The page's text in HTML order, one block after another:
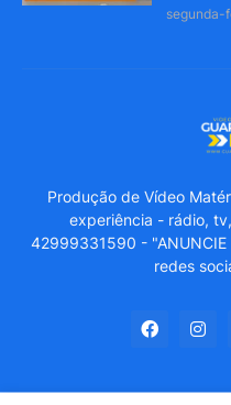
segunda-
Produção de Vídeo
experiência - rádio,
42999331590 - "ANUNCIE
redes